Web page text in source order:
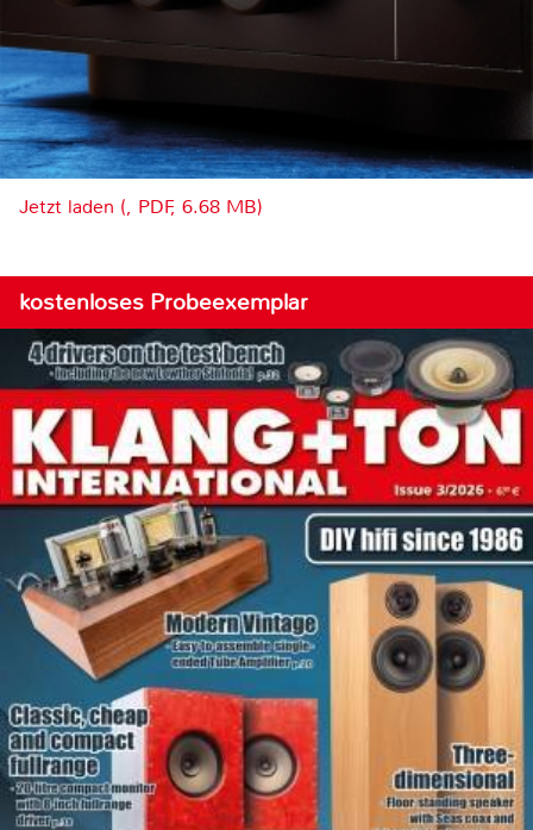
Jetzt laden (, PDF, 6.68 MB)
kostenloses Probeexemplar